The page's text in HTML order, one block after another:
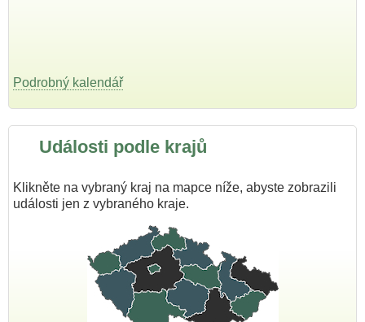
Podrobný kalendář
Události podle krajů
Klikněte na vybraný kraj na mapce níže, abyste zobrazili
události jen z vybraného kraje.